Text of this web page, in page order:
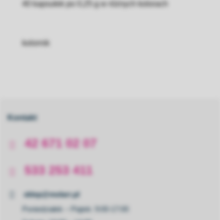
40 kapsułek po 0,25 g w różnych kolorach
kolornik
Kontakt
42 671 02 07
533 253 411
sklep@molarr.pl
Poniedziałek – Piątek: 9:00-17:00